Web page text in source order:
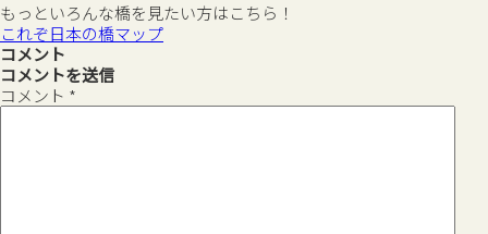
もっといろんな橋を見たい方はこちら！
これぞ日本の橋マップ
コメント
コメントを送信
コメント *